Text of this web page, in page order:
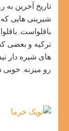
شیرینی هایی
باقلواست.
ترکیه و بعضی
های شیره دار
رو میزنه.